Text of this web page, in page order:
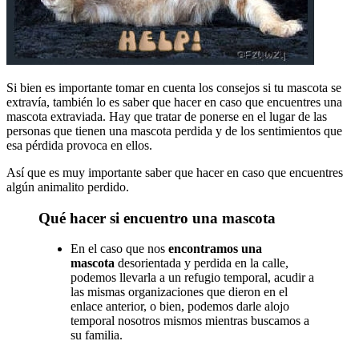
Si bien es importante tomar en cuenta los consejos si tu mascota se
extravía, también lo es saber que hacer en caso que encuentres una
mascota extraviada. Hay que tratar de ponerse en el lugar de las
personas que tienen una mascota perdida y de los sentimientos que
esa pérdida provoca en ellos.
Así que es muy importante saber que hacer en caso que encuentres
algún animalito perdido.
Qué hacer si encuentro una mascota
En el caso que nos encontramos una
mascota desorientada y perdida en la calle,
podemos llevarla a un refugio temporal, acudir a
las mismas organizaciones que dieron en el
enlace anterior, o bien, podemos darle alojo
temporal nosotros mismos mientras buscamos a
su familia.